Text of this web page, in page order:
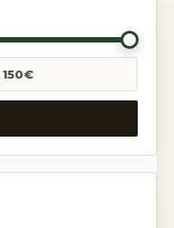
150€